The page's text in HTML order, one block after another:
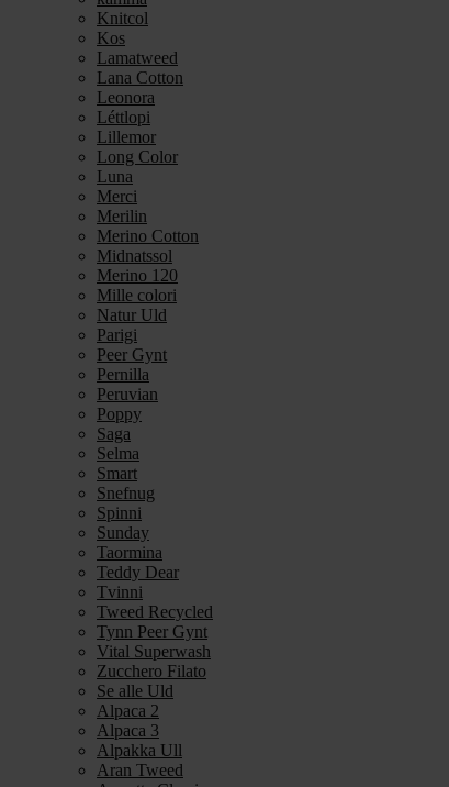
Knitcol
Kos
Lamatweed
Lana Cotton
Leonora
Léttlopi
Lillemor
Long Color
Luna
Merci
Merilin
Merino Cotton
Midnatssol
Merino 120
Mille colori
Natur Uld
Parigi
Peer Gynt
Pernilla
Peruvian
Poppy
Saga
Selma
Smart
Snefnug
Spinni
Sunday
Taormina
Teddy Dear
Tvinni
Tweed Recycled
Tynn Peer Gynt
Vital Superwash
Zucchero Filato
Se alle Uld
Alpaca 2
Alpaca 3
Alpakka Ull
Aran Tweed